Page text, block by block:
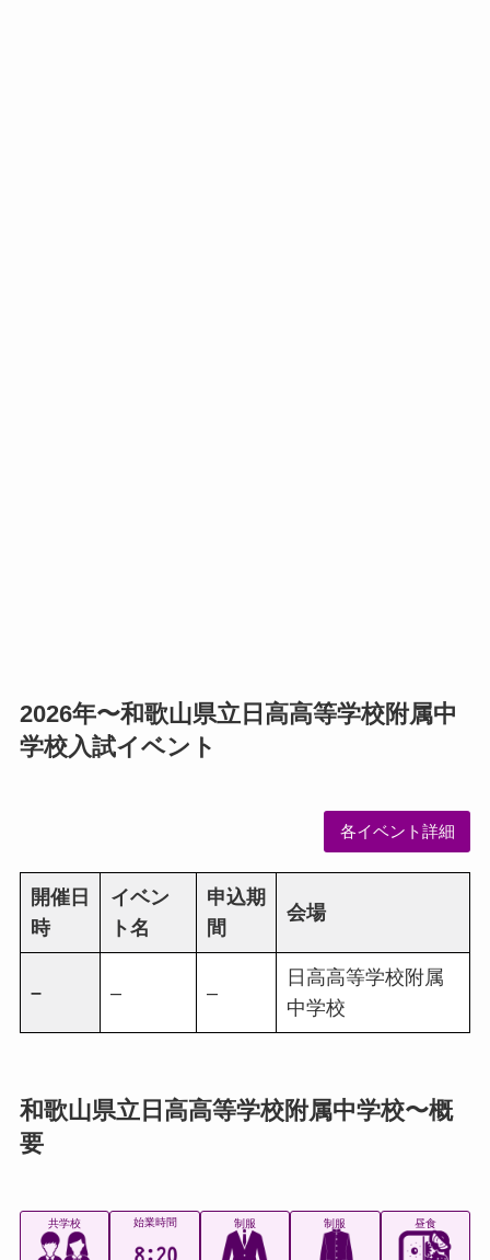
2026年〜和歌山県立日高高等学校附属中
学校入試イベント
各イベント詳細
開催日
時
イベン
ト名
申込期
間
会場
– – –
日高高等学校附属
中学校
和歌山県立日高高等学校附属中学校〜概
要
共学校 始業時間 制服 制服 昼食